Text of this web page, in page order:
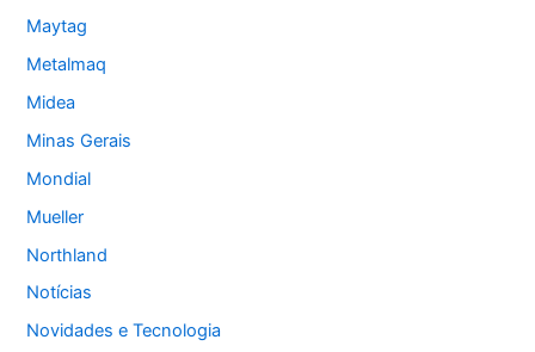
Maytag
Metalmaq
Midea
Minas Gerais
Mondial
Mueller
Northland
Notícias
Novidades e Tecnologia